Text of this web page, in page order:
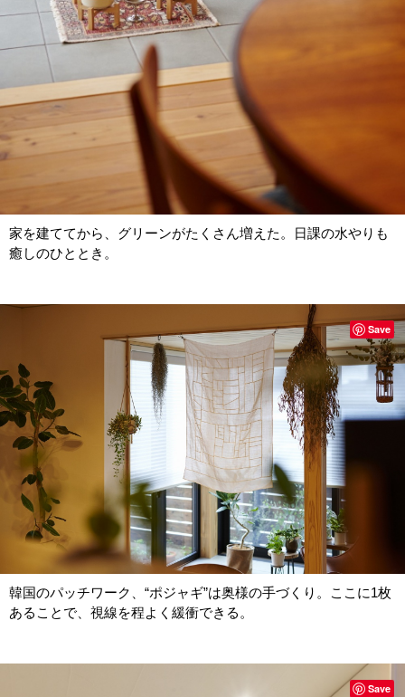
家を建ててから、グリーンがたくさん増えた。日課の水やりも
癒しのひととき。
韓国のパッチワーク、“ポジャギ”は奥様の手づくり。ここに1枚
あることで、視線を程よく緩衝できる。
Save
Save